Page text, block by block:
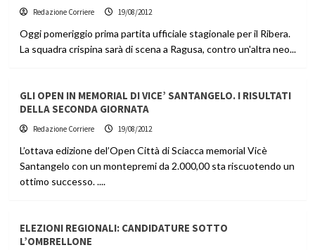
Redazione Corriere 19/08/2012
Oggi pomeriggio prima partita ufficiale stagionale per il Ribera.
La squadra crispina sarà di scena a Ragusa, contro un'altra neo...
GLI OPEN IN MEMORIAL DI VICE’ SANTANGELO. I RISULTATI
DELLA SECONDA GIORNATA
Redazione Corriere 19/08/2012
L’ottava edizione del’Open Città di Sciacca memorial Vicè
Santangelo con un montepremi da 2.000,00 sta riscuotendo un
ottimo successo. ....
ELEZIONI REGIONALI: CANDIDATURE SOTTO
L’OMBRELLONE